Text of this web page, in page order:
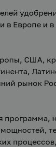
в Европе и в
США,
рынок
программа,